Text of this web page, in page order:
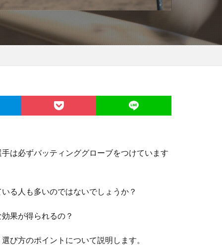
は必ずバッティンググローブをつけています
る人も多いのではないでしょうか？
果が得られるの？
び方のポイントについて説明します。